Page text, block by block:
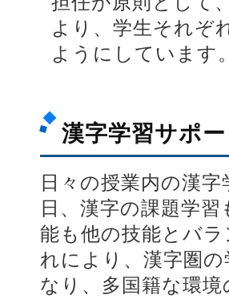
より、学生それぞ
ようにしています。
漢字学習サポー
日々の授業内の漢
日、漢字の課題学
能も他の技能とバ
れにより、漢字圏
なり、多国籍な環